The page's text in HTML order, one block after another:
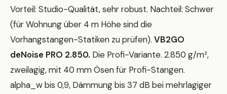
Vorteil: Studio-Qualität, sehr robust. Nachteil: Schwer
(für Wohnung über 4 m Höhe sind die
Vorhangstangen-Statiken zu prüfen). VB2GO
deNoise PRO 2.850. Die Profi-Variante. 2.850 g/m²,
zweilagig, mit 40 mm Ösen für Profi-Stangen.
alpha_w bis 0,9, Dämmung bis 37 dB bei mehrlagiger